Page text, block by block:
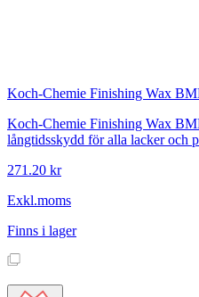
Koch-Chemie Finishing Wax
Koch-Chemie Finishing Wax
långtidsskydd för alla lacker och
271.20 kr
Exkl.moms
Finns i lager